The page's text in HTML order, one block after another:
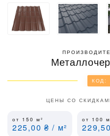
КОД:
ЦЕНЫ СО
от 150 м²
225,00 ₴ / м²
от 100